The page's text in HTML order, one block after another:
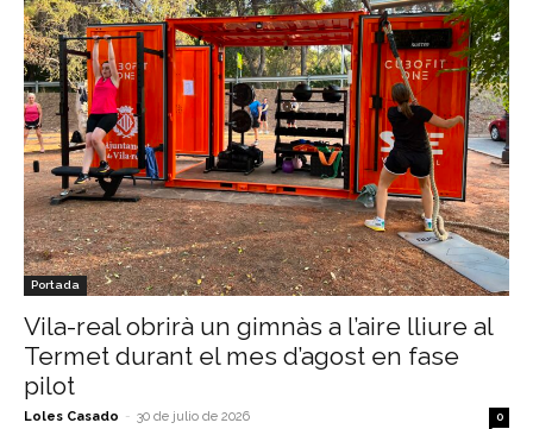
Portada
Vila-real obrirà un gimnàs a l’aire lliure al
Termet durant el mes d’agost en fase
pilot
Loles Casado - 30 de julio de 2026 0